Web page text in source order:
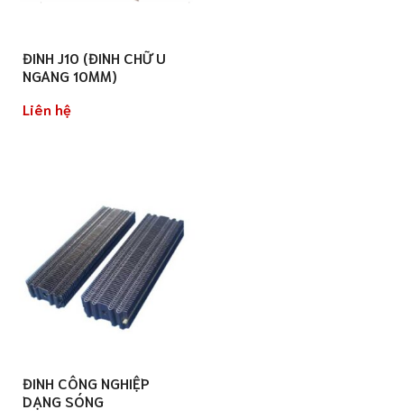
ĐINH J10 (ĐINH CHỮ U
NGANG 10MM)
Liên hệ
ĐINH CÔNG NGHIỆP
DẠNG SÓNG